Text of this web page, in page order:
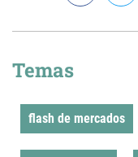
Temas
flash de mercados